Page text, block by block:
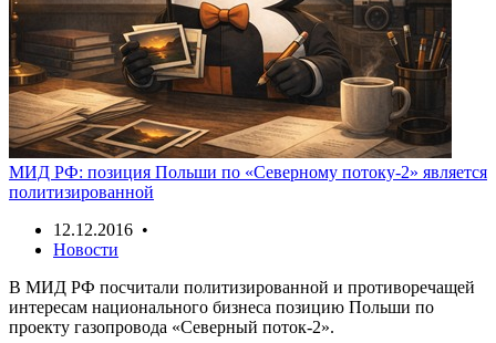
МИД РФ: позиция Польши по «Северному потоку-2» является
политизированной
12.12.2016 •
Новости
В МИД РФ посчитали политизированной и противоречащей
интересам национального бизнеса позицию Польши по
проекту газопровода «Северный поток-2».